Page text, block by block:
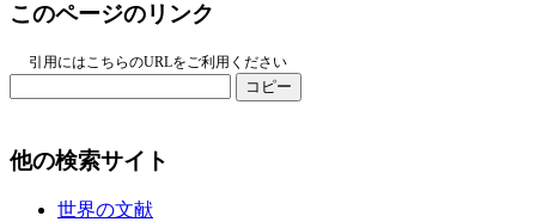
このページのリンク
引用にはこちらのURLをご利用ください
コピー
他の検索サイト
世界の文献